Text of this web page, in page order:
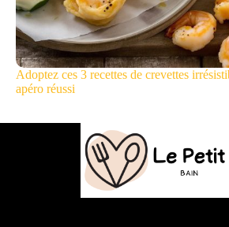
Adoptez ces 3 recettes de crevettes
apéro réussi